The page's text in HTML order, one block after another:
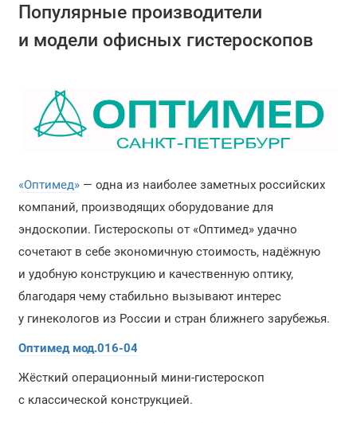
Популярные производители
и модели офисных гистероскопов
«Оптимед»— одна из наиболее заметных российских
компаний, производящих оборудование для
эндоскопии. Гистероскопы от «Оптимед» удачно
сочетают в себе экономичную стоимость, надёжную
и удобную конструкцию и качественную оптику,
благодаря чему стабильно вызывают интерес
у гинекологов из России и стран ближнего зарубежья.
Оптимед мод.016-04
Жёсткий операционный мини-гистероскоп
с классической конструкцией.